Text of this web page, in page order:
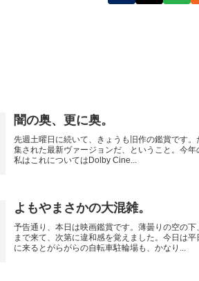
闇の奥、更に奥。
先週土曜日に続いて、きょうも旧作の鑑賞です
集された最新ヴァージョンだ、ということ。今
私はこれについてはDolby Cine...
よもやまさかの大混雑。
予告通り、本日は映画鑑賞です。薄曇りの空の
まで来て、次第に違和感を覚えました。今日は
に来るとがらがらの自転車駐輪場も、かなり...